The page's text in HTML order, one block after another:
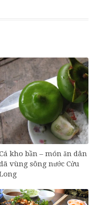
kho bần – món ăn dân
vùng sông nước Cửu